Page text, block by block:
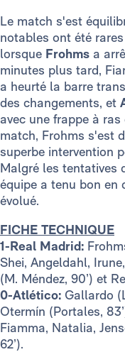
Le match s'est
notables ont été
lorsque Frohms a
minutes plus tard,
a heurté la barre
des changements, et
avec une frappe à
match, Frohms s'est
superbe intervention
Malgré les tentatives
équipe a tenu bon en
évolué.
FICHE TECHNIQUE
1-Real Madrid:
Shei, Angeldahl,
(M. Méndez, 90’) et
0-Atlético: Gallardo
Otermín (Portales,
Fiamma, Natalia,
62’).